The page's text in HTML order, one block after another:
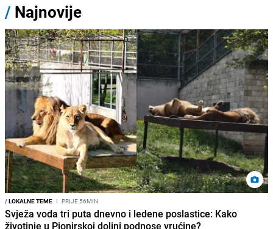
/ Najnovije
/LOKALNE TEME I PRIJE 56MIN
Svježa voda tri puta dnevno i ledene poslastice: Kako
životinje u Pionirskoj dolini podnose vrućine?